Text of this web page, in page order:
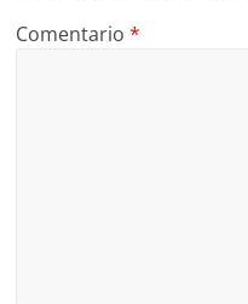
Comentario*